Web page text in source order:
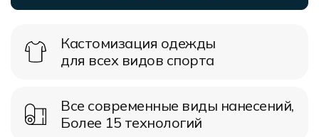
Кастомизация одежды
для всех видов спорта
Все современные виды нанесений,
Более 15 технологий
Форма в наличии
Распродажа
Статьи
Реквизиты
Система скидок и наценок
Пользовательское соглашение
Доставка